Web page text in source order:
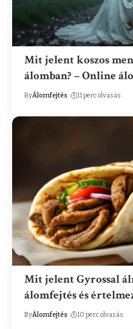
Mit jelent koszos
álomban? – Online
ByÁlomfejtés 11 perc olvasás
Mit jelent Gyrossal
álomfejtés és
ByÁlomfejtés 10 perc olvasás